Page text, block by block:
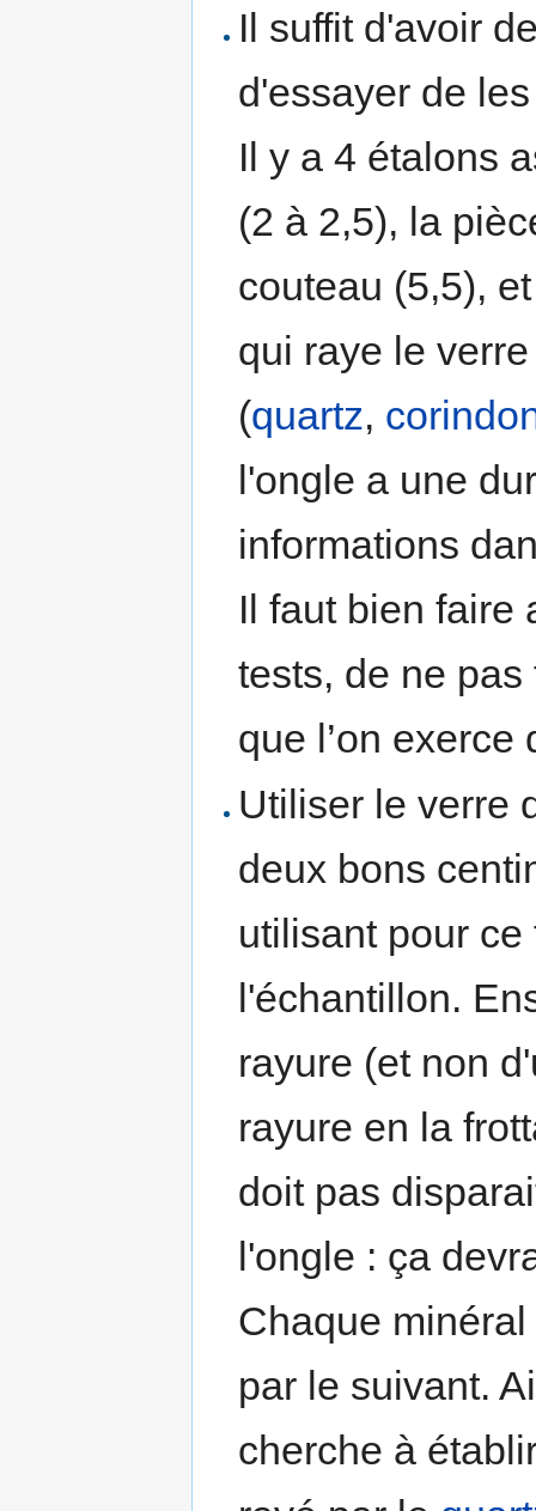
Il suffit d'avoir
d'essayer de
Il y a 4 étalons
(2 à 2,5), la
couteau (5,5),
qui raye le
(quartz,
l'ongle a une
informations
Il faut bien faire
tests, de ne
que l’on
Utiliser le verre
deux bons
utilisant pour
l'échantillon.
rayure (et non
rayure en la
doit pas
l'ongle : ça
Chaque
par le suivant.
cherche à